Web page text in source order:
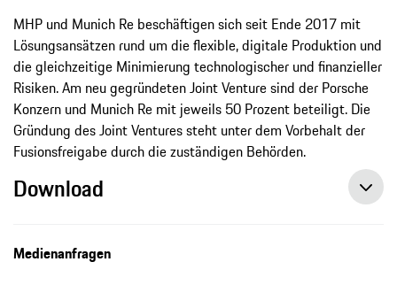
MHP und Munich Re beschäftigen sich seit Ende 2017 mit
Lösungsansätzen rund um die flexible, digitale Produktion und
die gleichzeitige Minimierung technologischer und finanzieller
Risiken. Am neu gegründeten Joint Venture sind der Porsche
Konzern und Munich Re mit jeweils 50 Prozent beteiligt. Die
Gründung des Joint Ventures steht unter dem Vorbehalt der
Fusionsfreigabe durch die zuständigen Behörden.
Download
Medienanfragen